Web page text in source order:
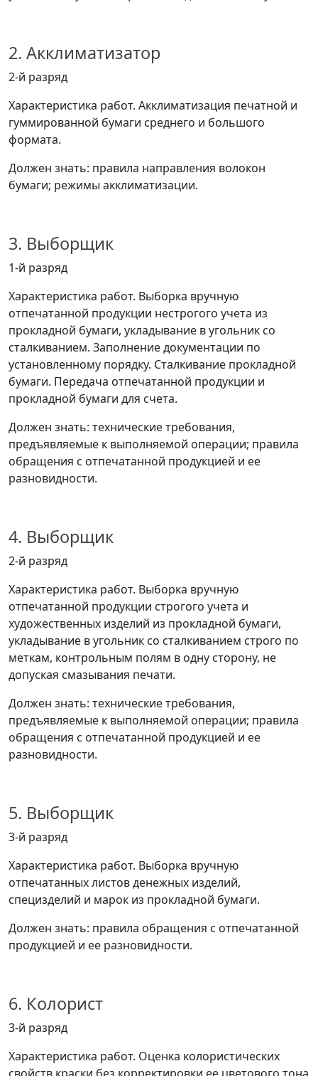
2. Акклиматизатор
2-й разряд
Характеристика работ. Акклиматизация печатной и
гуммированной бумаги среднего и большого
формата.
Должен знать: правила направления волокон
бумаги; режимы акклиматизации.
3. Выборщик
1-й разряд
Характеристика работ. Выборка вручную
отпечатанной продукции нестрогого учета из
прокладной бумаги, укладывание в угольник со
сталкиванием. Заполнение документации по
установленному порядку. Сталкивание прокладной
бумаги. Передача отпечатанной продукции и
прокладной бумаги для счета.
Должен знать: технические требования,
предъявляемые к выполняемой операции; правила
обращения с отпечатанной продукцией и ее
разновидности.
4. Выборщик
2-й разряд
Характеристика работ. Выборка вручную
отпечатанной продукции строгого учета и
художественных изделий из прокладной бумаги,
укладывание в угольник со сталкиванием строго по
меткам, контрольным полям в одну сторону, не
допуская смазывания печати.
Должен знать: технические требования,
предъявляемые к выполняемой операции; правила
обращения с отпечатанной продукцией и ее
разновидности.
5. Выборщик
3-й разряд
Характеристика работ. Выборка вручную
отпечатанных листов денежных изделий,
специзделий и марок из прокладной бумаги.
Должен знать: правила обращения с отпечатанной
продукцией и ее разновидности.
6. Колорист
3-й разряд
Характеристика работ. Оценка колористических